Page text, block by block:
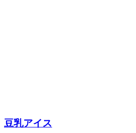
豆乳アイス